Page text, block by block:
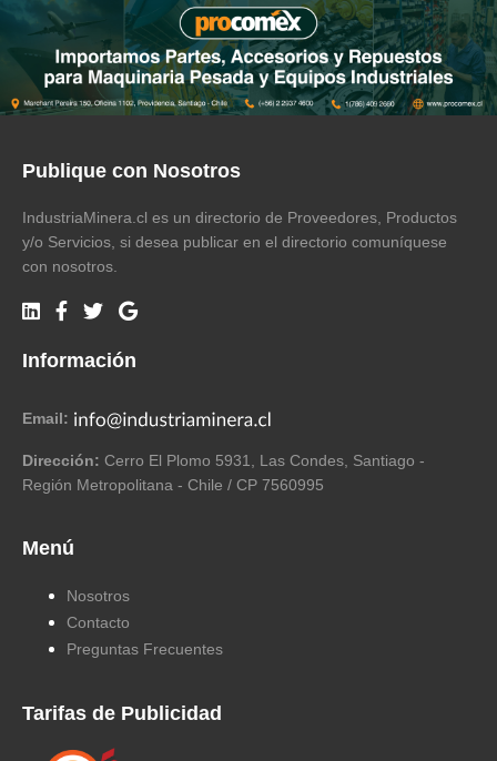
Publique con Nosotros
IndustriaMinera.cl es un directorio de Proveedores, Productos
y/o Servicios, si desea publicar en el directorio comuníquese
con nosotros.
Información
Email:
Dirección: Cerro El Plomo 5931, Las Condes, Santiago -
Región Metropolitana - Chile / CP 7560995
Menú
Nosotros
Contacto
Preguntas Frecuentes
Tarifas de Publicidad